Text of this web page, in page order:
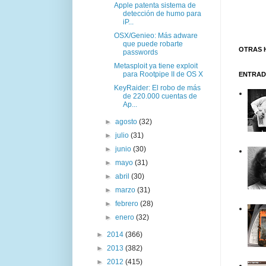
OTRAS
Apple patenta sistema de
detección de humo para
iP...
OSX/Genieo: Más adware
que puede robarte
passwords
Metasploit ya tiene exploit
para Rootpipe II de OS X
KeyRaider: El robo de más
de 220.000 cuentas de
Ap...
►agosto(32)
►julio(31)
►junio(30)
►mayo(31)
►abril(30)
►marzo(31)
►febrero(28)
►enero(32)
► 2014 (366)
► 2013 (382)
► 2012 (415)